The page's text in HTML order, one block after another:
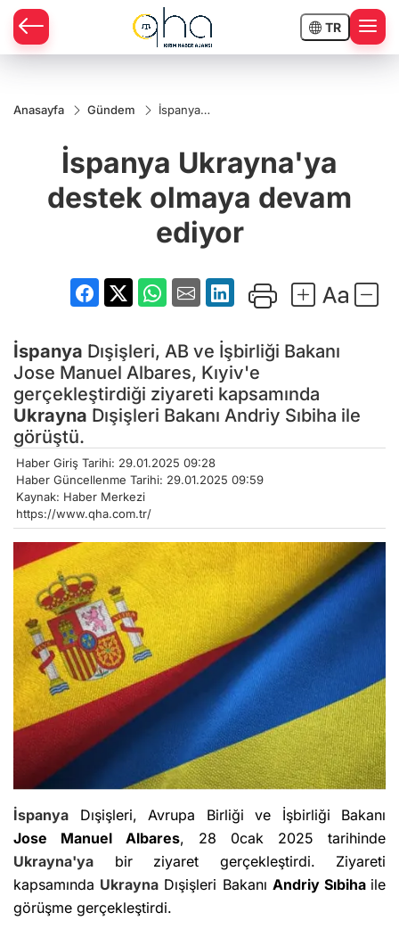
TR
Anasayfa Gündem
İspanya
olmaya
devam
İspanya Ukrayna'ya
destek olmaya devam
ediyor
İspanya Dışişleri, AB ve İşbirliği Bakanı
Jose Manuel Albares, Kıyiv'e
gerçekleştirdiği ziyareti kapsamında
Ukrayna Dışişleri Bakanı Andriy Sıbiha ile
görüştü.
Haber Giriş Tarihi: 29.01.2025 09:28
Haber Güncellenme Tarihi: 29.01.2025 09:59
Kaynak: Haber Merkezi
https://www.qha.com.tr/
İspanya Dışişleri, Avrupa Birliği ve İşbirliği Bakanı
Jose Manuel Albares, 28 0cak 2025 tarihinde
Ukrayna'ya bir ziyaret gerçekleştirdi. Ziyareti
kapsamında Ukrayna Dışişleri Bakanı Andriy Sıbiha ile
görüşme gerçekleştirdi.